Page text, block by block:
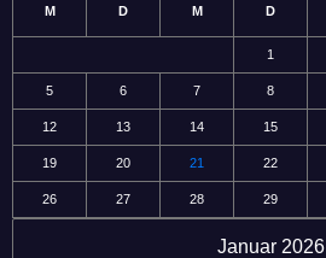
Januar 2026
M D M D
1
5 6 7 8
12 13 14 15
19 20 21 22
26 27 28 29